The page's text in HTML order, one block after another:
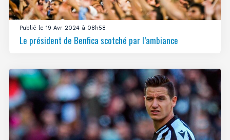
Publié le 19 Avr 2024 à 08h58
Le président de Benfica scotché par l’ambiance